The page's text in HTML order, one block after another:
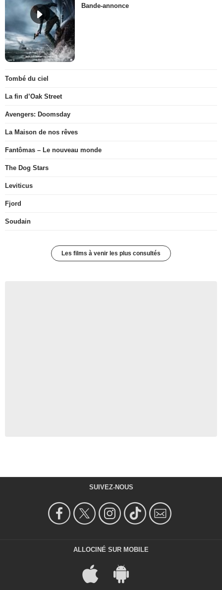
Bande-annonce
Tombé du ciel
La fin d’Oak Street
Avengers: Doomsday
La Maison de nos rêves
Fantômas – Le nouveau monde
The Dog Stars
Leviticus
Fjord
Soudain
Les films à venir les plus consultés
SUIVEZ-NOUS
ALLOCINÉ SUR MOBILE